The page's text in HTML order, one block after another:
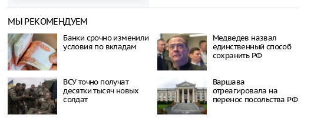
20:42
Зеленский объявил о намерении
запустить спецоперацию по
санкциям против России
20:27
Департамент транспорта Москвы
рассмотрел возможность зимнего
проката самокатов
20:23
Самый доступный «Москвич» в
России стал рекордно дешевле
МЫ РЕКОМЕНДУЕМ
Банки срочно изменили
условия по вкладам
Медведев назвал
единственный способ
сохранить РФ
ВСУ точно получат
десятки тысяч новых
солдат
Варшава
отреагировала на
перенос посольства РФ